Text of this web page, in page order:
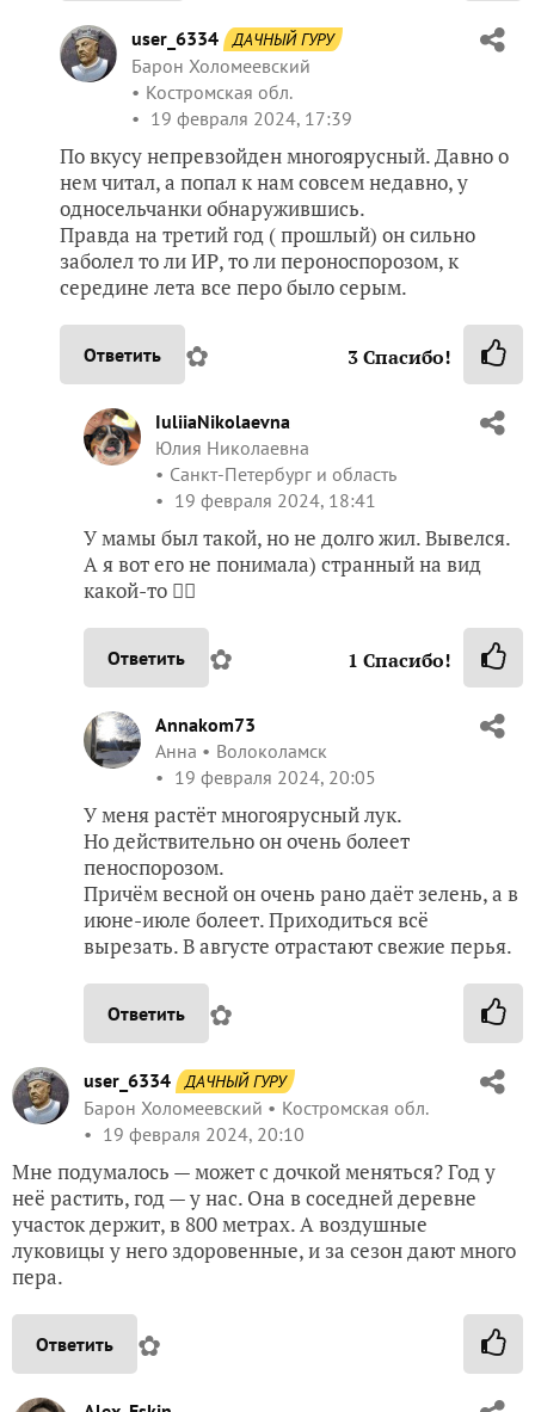
user_6334 ДАЧНЫЙ ГУРУ
Барон Холомеевский
Костромская обл.
19 февраля 2024, 17:39
По вкусу непревзойден многоярусный. Давно о
нем читал, а попал к нам совсем недавно, у
односельчанки обнаружившись.
Правда на третий год ( прошлый) он сильно
заболел то ли ИР, то ли пероноспорозом, к
середине лета все перо было серым.
Ответить ✿ 3Спасибо!
IuliiaNikolaevna
Юлия Николаевна
Санкт-Петербург и область
19 февраля 2024, 18:41
У мамы был такой, но не долго жил. Вывелся.
А я вот его не понимала) странный на вид
какой-то 🤷‍♀️
Ответить ✿ 1 Спасибо!
Annakom73
Анна
Волоколамск
19 февраля 2024, 20:05
У меня растёт многоярусный лук.
Но действительно он очень болеет
пеноспорозом.
Причём весной он очень рано даёт зелень, а в
июне-июле болеет. Приходиться всё
вырезать. В августе отрастают свежие перья.
Ответить ✿
user_6334 ДАЧНЫЙ ГУРУ
Барон Холомеевский
Костромская обл.
19 февраля 2024, 20:10
Мне подумалось — может с дочкой меняться? Год у
неё растить, год — у нас. Она в соседней деревне
участок держит, в 800 метрах. А воздушные
луковицы у него здоровенные, и за сезон дают много
пера.
Ответить ✿